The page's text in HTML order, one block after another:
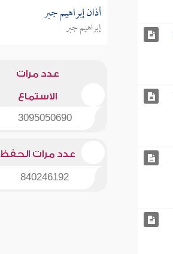
أذان إبراهيم جبر
إبراهيم جبر
عدد مرات
الاستماع
3095050690
عدد مرات الحفظ
840246192